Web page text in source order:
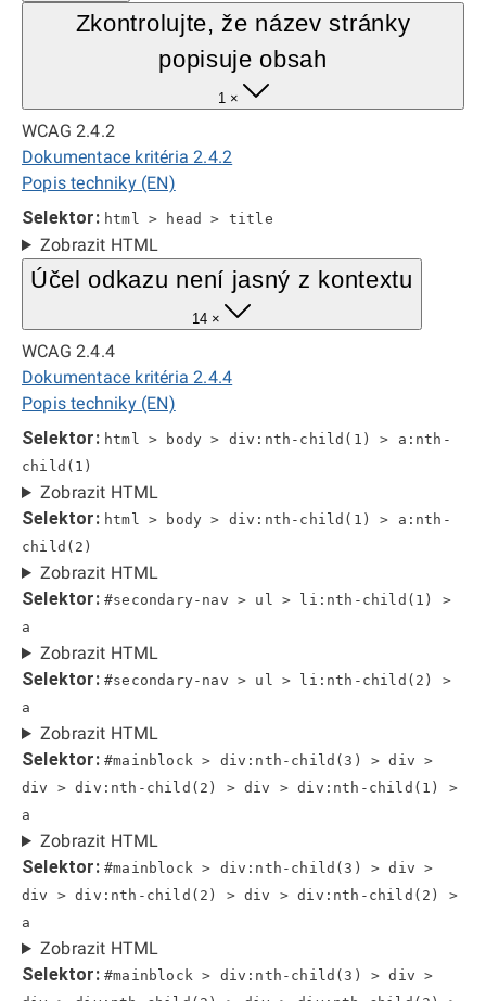
Zkontrolujte, že název stránky
popisuje obsah
1 ×
WCAG 2.4.2
Dokumentace kritéria 2.4.2
Popis techniky (EN)
Selektor: html > head > title
Zobrazit HTML
Účel odkazu není jasný z kontextu
14 ×
WCAG 2.4.4
Dokumentace kritéria 2.4.4
Popis techniky (EN)
Selektor: html > body > div:nth-child(1) > a:nth-
child(1)
Zobrazit HTML
Selektor: html > body > div:nth-child(1) > a:nth-
child(2)
Zobrazit HTML
Selektor: #secondary-nav > ul > li:nth-child(1) >
a
Zobrazit HTML
Selektor: #secondary-nav > ul > li:nth-child(2) >
a
Zobrazit HTML
Selektor: #mainblock > div:nth-child(3) > div >
div > div:nth-child(2) > div > div:nth-child(1) >
a
Zobrazit HTML
Selektor: #mainblock > div:nth-child(3) > div >
div > div:nth-child(2) > div > div:nth-child(2) >
a
Zobrazit HTML
Selektor: #mainblock > div:nth-child(3) > div >